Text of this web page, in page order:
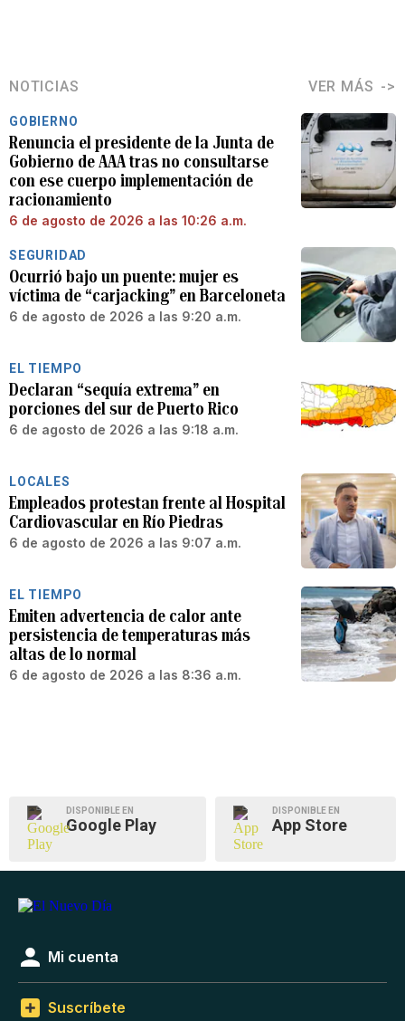
NOTICIAS VER MÁS
GOBIERNO
Renuncia el presidente de la Junta de
Gobierno de AAA tras no consultarse
con ese cuerpo implementación de
racionamiento
6 de agosto de 2026 a las 10:26 a.m.
SEGURIDAD
Ocurrió bajo un puente: mujer es
víctima de “carjacking” en Barceloneta
6 de agosto de 2026 a las 9:20 a.m.
EL TIEMPO
Declaran “sequía extrema” en
porciones del sur de Puerto Rico
6 de agosto de 2026 a las 9:18 a.m.
LOCALES
Empleados protestan frente al Hospital
Cardiovascular en Río Piedras
6 de agosto de 2026 a las 9:07 a.m.
EL TIEMPO
Emiten advertencia de calor ante
persistencia de temperaturas más
altas de lo normal
6 de agosto de 2026 a las 8:36 a.m.
DISPONIBLE EN
Google Play
DISPONIBLE EN
App Store
Mi cuenta
Suscríbete